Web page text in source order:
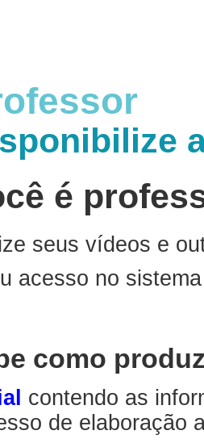
é
seus vídeos e
acesso no
como
contendo as
de elaboração